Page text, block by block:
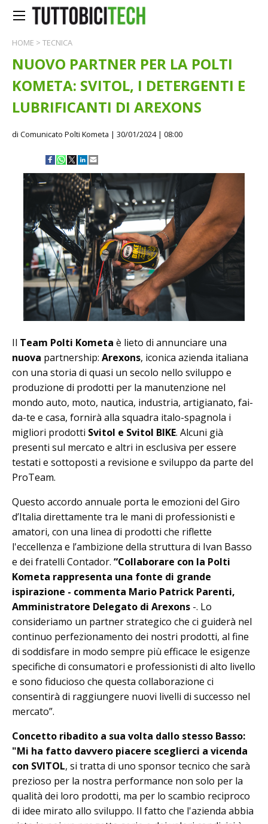
HOME > TECNICA
NUOVO PARTNER PER LA POLTI
KOMETA: SVITOL, I DETERGENTI E
LUBRIFICANTI DI AREXONS
di Comunicato Polti Kometa | 30/01/2024 | 08:00
Il Team Polti Kometa è lieto di annunciare una
nuova partnership: Arexons, iconica azienda italiana
con una storia di quasi un secolo nello sviluppo e
produzione di prodotti per la manutenzione nel
mondo auto, moto, nautica, industria, artigianato, fai-
da-te e casa, fornirà alla squadra italo-spagnola i
migliori prodotti Svitol e Svitol BIKE. Alcuni già
presenti sul mercato e altri in esclusiva per essere
testati e sottoposti a revisione e sviluppo da parte del
ProTeam.
Questo accordo annuale porta le emozioni del Giro
d’Italia direttamente tra le mani di professionisti e
amatori, con una linea di prodotti che riflette
l'eccellenza e l’ambizione della struttura di Ivan Basso
e dei fratelli Contador. “Collaborare con la Polti
Kometa rappresenta una fonte di grande
ispirazione - commenta Mario Patrick Parenti,
Amministratore Delegato di Arexons -. Lo
consideriamo un partner strategico che ci guiderà nel
continuo perfezionamento dei nostri prodotti, al fine
di soddisfare in modo sempre più efficace le esigenze
specifiche di consumatori e professionisti di alto livello
e sono fiducioso che questa collaborazione ci
consentirà di raggiungere nuovi livelli di successo nel
mercato”.
Concetto ribadito a sua volta dallo stesso Basso:
"Mi ha fatto davvero piacere sceglierci a vicenda
con SVITOL, si tratta di uno sponsor tecnico che sarà
prezioso per la nostra performance non solo per la
qualità dei loro prodotti, ma per lo scambio reciproco
di idee mirato allo sviluppo. Il fatto che l'azienda abbia